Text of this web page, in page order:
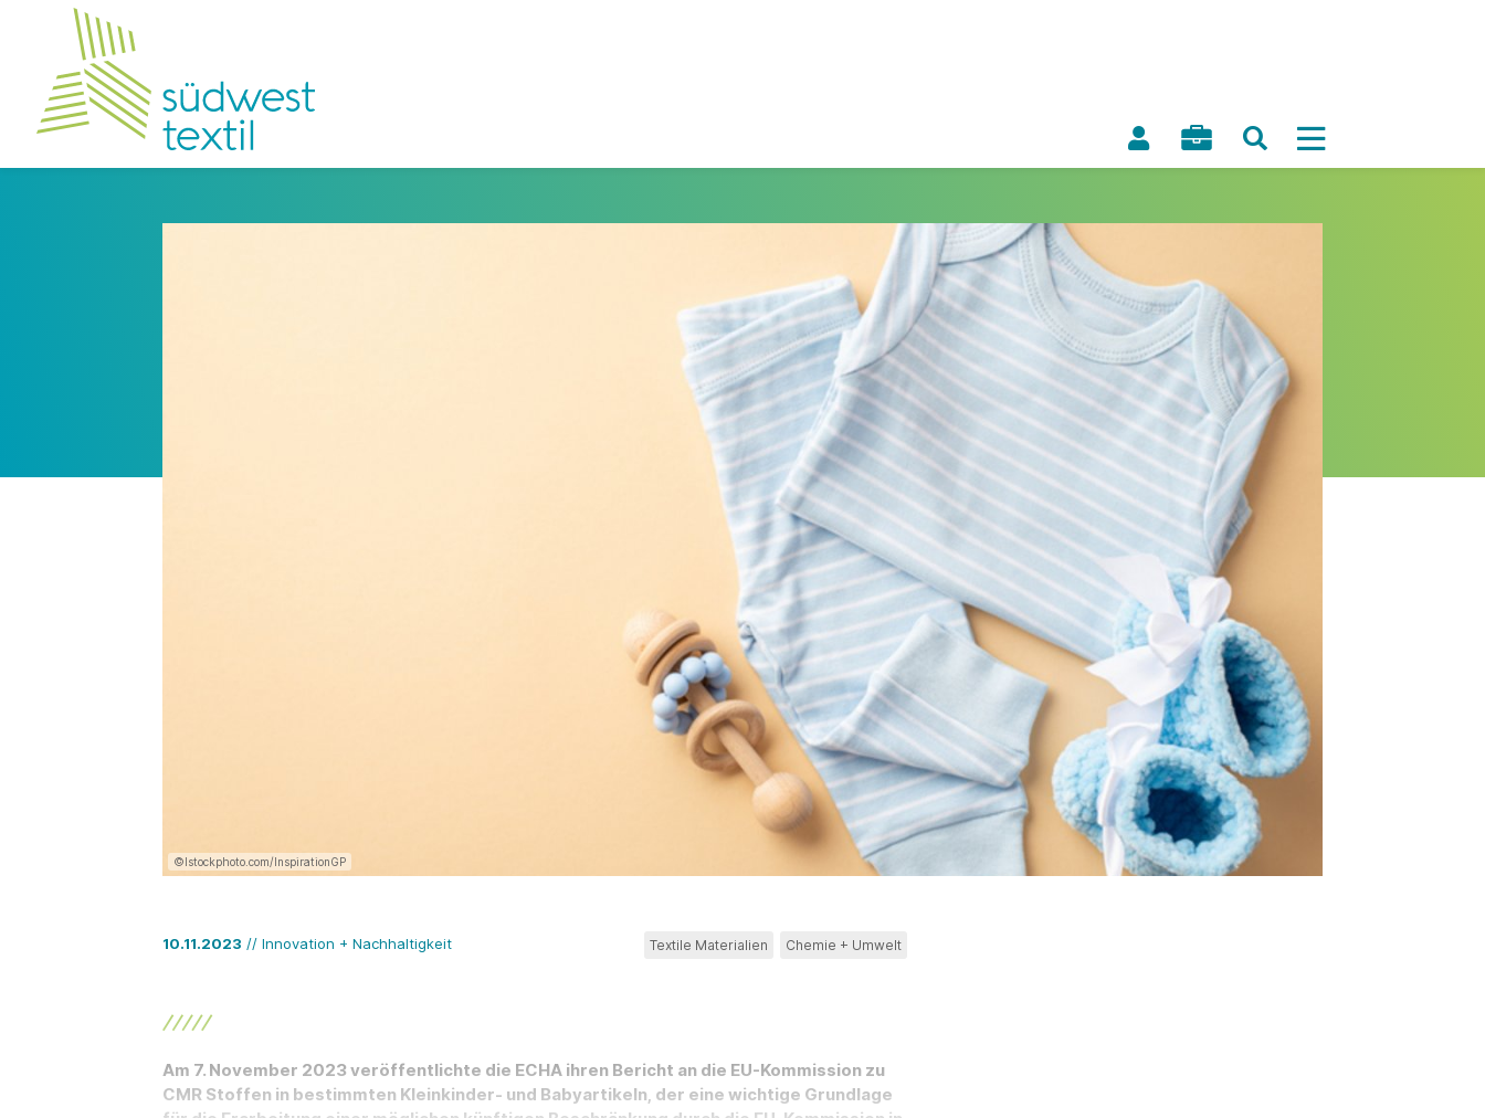
©Istockphoto.com/InspirationGP
10.11.2023 // Innovation + Nachhaltigkeit Textile Materialien Chemie + Umwelt
Am 7. November 2023 veröffentlichte die ECHA ihren Bericht an die EU-Kommission zu
CMR Stoffen in bestimmten Kleinkinder- und Babyartikeln, der eine wichtige Grundlage